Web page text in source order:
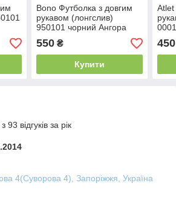
Bono Футболка з довгим
рукавом (лонгслив)
950101 чорний Ангора
550₴
Купити
Atlet
450
відгуків за рік
4(Суворова 4), Запоріжжя, Україна